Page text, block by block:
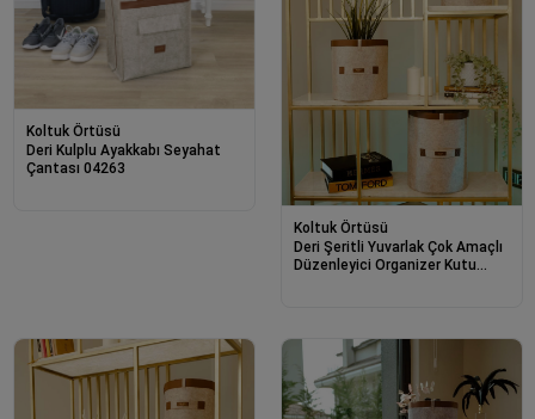
Koltuk Örtüsü
Deri Kulplu Ayakkabı Seyahat
Çantası 04263
Koltuk Örtüsü
Deri Şeritli Yuvarlak Çok Amaçlı
Düzenleyici Organizer Kutu